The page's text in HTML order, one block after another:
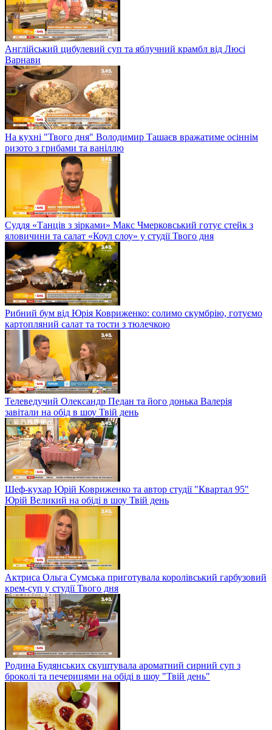
Англійський цибулевий суп та яблучний крамбл від Люсі
Варнави
На кухні "Твого дня" Володимир Ташаєв вражатиме осіннім
ризото з грибами та ваніллю
Суддя «Танців з зірками» Макс Чмерковський готує стейк з
яловичини та салат «Коул слоу» у студії Твого дня
Рибний бум від Юрія Ковриженко: солимо скумбрію, готуємо
картопляний салат та тости з тюлечкою
Телеведучий Олександр Педан та його донька Валерія
завітали на обід в шоу Твій день
Шеф-кухар Юрій Ковриженко та автор студії "Квартал 95"
Юрій Великий на обіді в шоу Твій день
Актриса Ольга Сумська приготувала королівський гарбузовий
крем-суп у студії Твого дня
Родина Будянських скуштувала ароматний сирний суп з
броколі та печерицями на обіді в шоу "Твій день"